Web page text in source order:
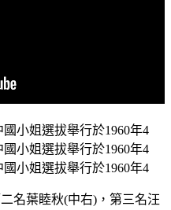
名葉睦秋(中右)，第三名汪